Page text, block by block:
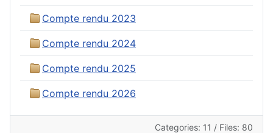
Compte rendu 2023
Compte rendu 2024
Compte rendu 2025
Compte rendu 2026
Categories: 11 / Files: 80